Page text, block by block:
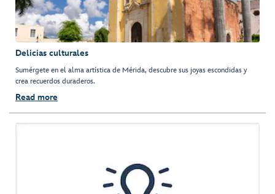
Delicias culturales
Sumérgete en el alma artística de Mérida, descubre sus joyas escondidas y
crea recuerdos duraderos.
Read more